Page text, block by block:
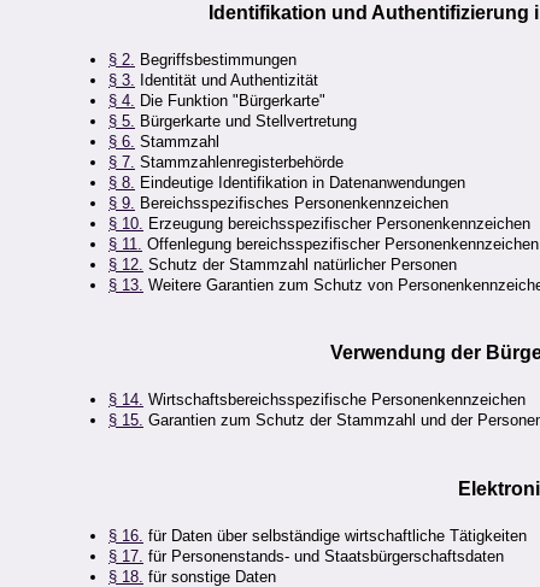
Identifikation und Authentifizierung
§ 2.
Begriffsbestimmungen
§ 3.
Identität und Authentizität
§ 4.
Die Funktion "Bürgerkarte"
§ 5.
Bürgerkarte und Stellvertretung
§ 6. Stammzahl
§ 7. Stammzahlenregisterbehörde
§ 8.
Eindeutige Identifikation in Datenanwendungen
§ 9.
Bereichsspezifisches Personenkennzeichen
§ 10.
Erzeugung bereichsspezifischer Personenkennzeichen
§ 11.
Offenlegung bereichsspezifischer
§ 12. Schutz der Stammzahl natürlicher Personen
§ 13. Weitere Garantien zum Schutz von
Verwendung der
§ 14. Wirtschaftsbereichsspezifische Personenkennzeichen
§ 15. Garantien zum Schutz der Stammzahl und der
§ 16. für Daten über selbständige wirtschaftliche Tätigkeiten
§ 17. für Personenstands- und Staatsbürgerschaftsdaten
§ 18. für sonstige Daten